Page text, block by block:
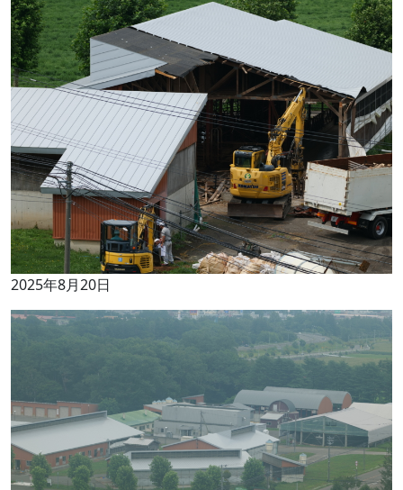
2025年8月20日